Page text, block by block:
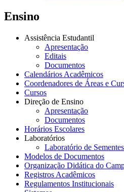
Ensino
Assistência Estudantil
Apresentação
Editais
Documentos
Calendários Acadêmicos
Coordenadores de Áreas e
Cursos
Direção de Ensino
Apresentação
Documentos
Horários Escolares
Laboratórios
Laboratório de
Modelos de Documentos
Organização Didática do
Registros Acadêmicos
Regulamentos Institucionais